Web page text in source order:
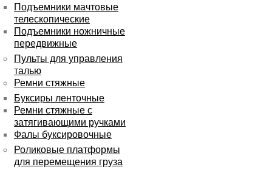
Подъемники мачтовые
телескопические
Подъемники ножничные
передвижные
Пульты для управления
талью
Ремни стяжные
Буксиры ленточные
Ремни стяжные с
затягивающими ручками
Фалы буксировочные
Роликовые платформы
для перемещения груза